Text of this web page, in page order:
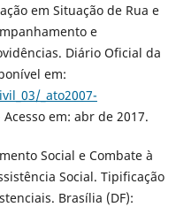
em Situação de Rua e
e
Diário Oficial da
em:
_ato2007-
Acesso em: abr de 2017.
Social e Combate à
Social. Tipificação
Brasília (DF):